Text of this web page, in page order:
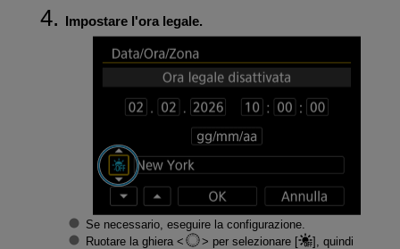
Impostare l'ora legale.
Se necessario, eseguire la configurazione.
Ruotare la ghiera
per selezionare [
], quindi